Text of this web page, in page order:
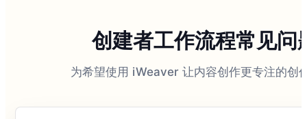
创建者工作流程常见问
为希望使用 iWeaver 让内容创作更专注的创